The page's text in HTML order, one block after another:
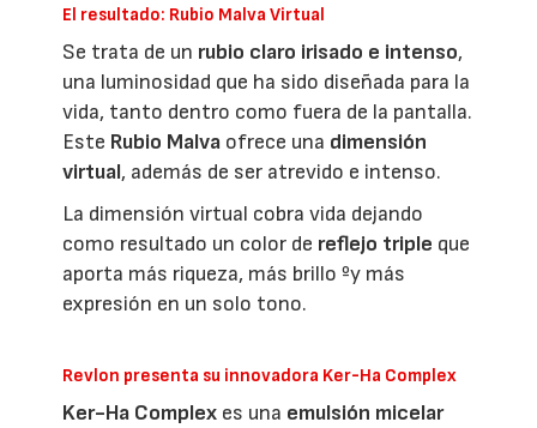
El resultado: Rubio Malva Virtual
Se trata de un rubio claro irisado e intenso,
una luminosidad que ha sido diseñada para la
vida, tanto dentro como fuera de la pantalla.
Este Rubio Malva ofrece una dimensión
virtual, además de ser atrevido e intenso.
La dimensión virtual cobra vida dejando
como resultado un color de reflejo triple que
aporta más riqueza, más brillo ºy más
expresión en un solo tono.
Revlon presenta su innovadora Ker-Ha Complex
Ker-Ha Complex es una emulsión micelar